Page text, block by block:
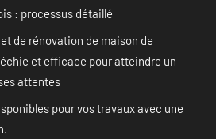
: processus détaillé
de rénovation de maison de
et efficace pour atteindre un
attentes
pour vos travaux avec une